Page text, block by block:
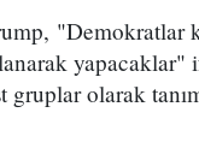
"Demokratlar
yapacaklar"
olarak